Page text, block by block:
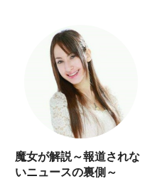
魔女が解説～報道されな
いニュースの裏側～